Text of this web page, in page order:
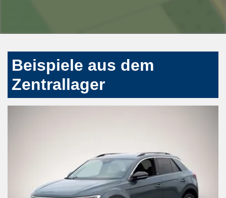
Beispiele aus dem
Zentrallager